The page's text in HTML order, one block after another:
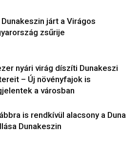
Dunakeszin járt a Virágos
zsűrije
nyári virág díszíti Dunakeszi
– Új növényfajok is
a városban
is rendkívül alacsony a Duna
Dunakeszin